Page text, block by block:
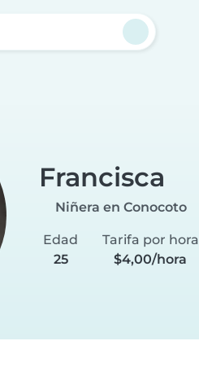
Francisca
Niñera en Conocoto
Edad
25
Tarifa por hora
$4,00/hora